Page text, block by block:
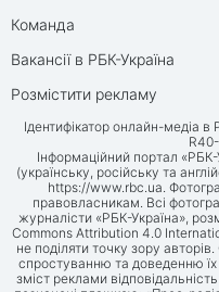
Команда
Вакансії в РБК-Україна
Розмістити рекламу
Ідентифікатор онлайн-медіа в
Інформаційний портал
(українську, російську та
https://www.rbc.ua.
правовласникам. Всі
журналісти «РБК-Україна»,
Commons Attribution 4.0
не поділяти точку зору
спростуванню та доведенню їх
зміст реклами